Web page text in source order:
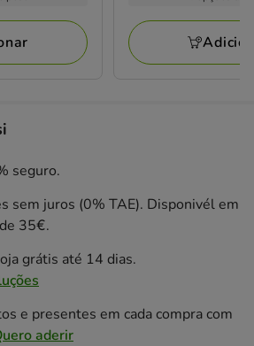
avaliações
89.79€
seguro.
sem juros (0% TAE). Disponivél em
35€.
grátis até 14 dias.
e presentes em cada compra com
aderir